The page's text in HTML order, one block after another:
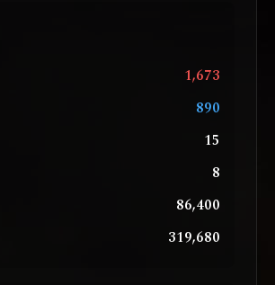
1,673
890
15
8
86,400
319,680